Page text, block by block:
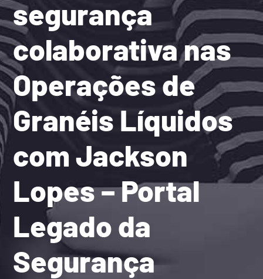
segurança
colaborativa nas
Operações de
Granéis Líquidos
com Jackson
Lopes – Portal
Legado da
Segurança